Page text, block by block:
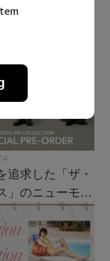
追求した「ザ・
」のニューモダ
ック